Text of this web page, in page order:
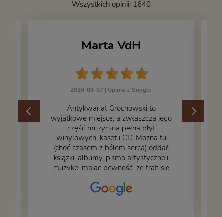
Wszystkich opinii: 1640
Marta VdH
2026-08-07 | Opinia z Google
​Antykwariat Grochowski to
wyjątkowe miejsce, a zwłaszcza jego
część muzyczna pełna płyt
winylowych, kaset i CD. Można tu
(choć czasem z bólem serca) oddać
książki, albumy, pisma artystyczne i
muzykę, mając pewność, że trafi się
– nasze książki w trakcie
przepakowywania. Część oddaliśmy